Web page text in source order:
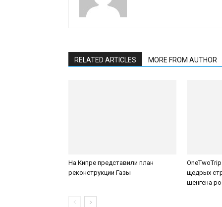
RELATED ARTICLES MORE FROM AUTHOR
На Кипре представили план
реконструкции Газы
щедрых
шенгена